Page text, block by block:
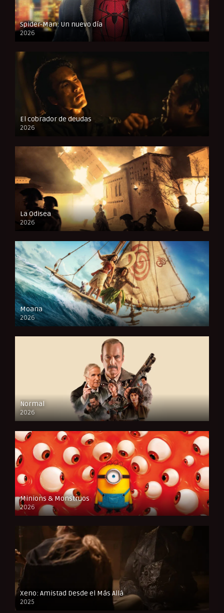
Spider-Man: Un nuevo día
2026
CAM
El cobrador de deudas
2026
FULL HD
La Odisea
2026
CAM
Moana
2026
CAM
Normal
2026
FULL HD
Minions & Monstruos
2026
CAM
Xeno: Amistad Desde el Más Allá
2025
FULL HD